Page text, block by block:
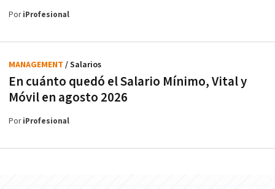
PoriProfesional
En cuánto quedó el Salario Mínimo, Vital y
Móvil en agosto 2026
MANAGEMENT / Salarios
PoriProfesional